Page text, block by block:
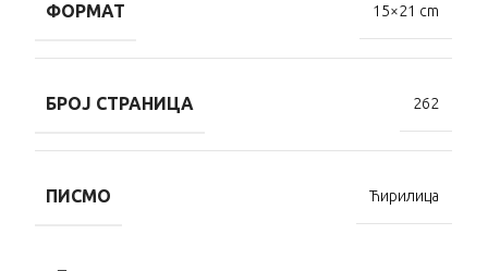
ФОРМАТ 15×21 cm
БРОЈ СТРАНИЦА 262
ПИСМО Ћирилица